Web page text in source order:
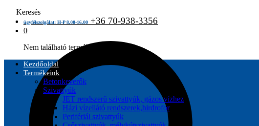
Keresés
ügyfélszolgálat: H-P 8.00-16.00 +36 70-938-3356
0
Nem található termék a kosárban.
Kezdőoldal
Termékeink
Betonkeverők
Szivattyúk
JET rendszerű szivattyúk, gázos vízhez
Házi vízellátó rendszerek,hirdrofor
Perifériál szivattyúk